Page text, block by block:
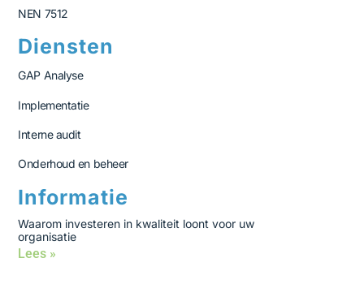
NEN 7512
Diensten
GAP Analyse
Implementatie
Interne audit
Onderhoud en beheer
Informatie
Waarom investeren in kwaliteit loont voor uw
organisatie
Lees »